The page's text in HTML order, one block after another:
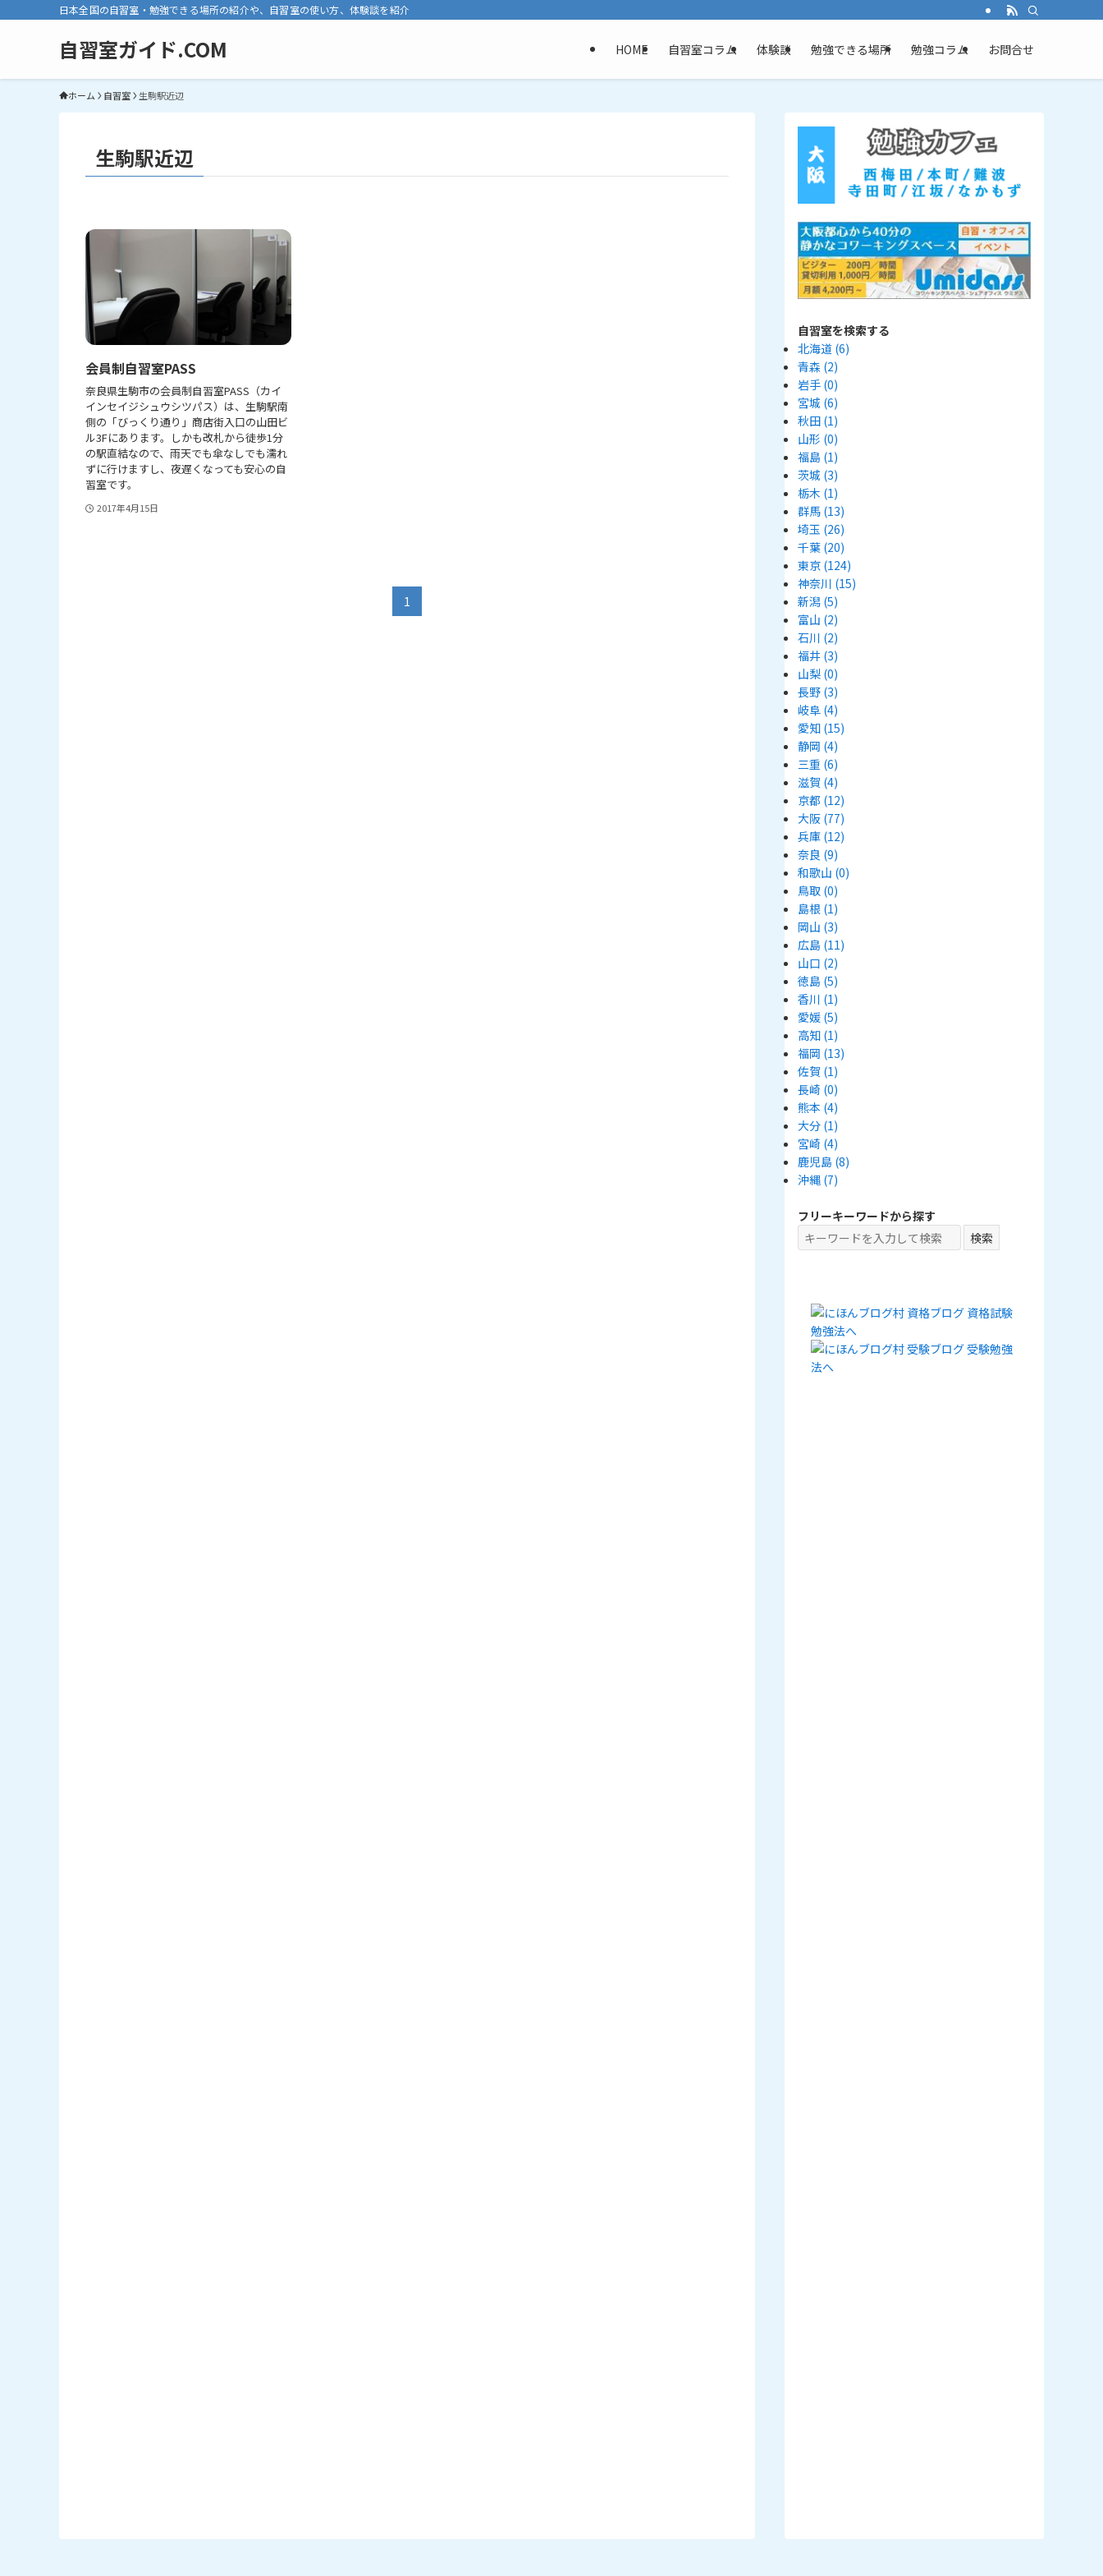
日本全国の自習室・勉強できる場所の紹介や、自習室の使い方、体験談を紹介
自習室ガイド.COM HOME 自習室コラム 体験談 勉強できる場所 勉強コラム お問合せ
ホーム 自習室 生駒駅近辺
生駒駅近辺
会員制自習室PASS
奈良県生駒市の会員制自習室PASS（カイ
インセイジシュウシツパス）は、生駒駅南
側の「びっくり通り」商店街入口の山田ビ
ル3Fにあります。しかも改札から徒歩1分
の駅直結なので、雨天でも傘なしでも濡れ
ずに行けますし、夜遅くなっても安心の自
習室です。
2017年4月15日
1
自習室を検索する
北海道 (6)
青森 (2)
岩手 (0)
宮城 (6)
秋田 (1)
山形 (0)
福島 (1)
茨城 (3)
栃木 (1)
群馬 (13)
埼玉 (26)
千葉 (20)
東京 (124)
神奈川 (15)
新潟 (5)
富山 (2)
石川 (2)
福井 (3)
山梨 (0)
長野 (3)
岐阜 (4)
愛知 (15)
静岡 (4)
三重 (6)
滋賀 (4)
京都 (12)
大阪 (77)
兵庫 (12)
奈良 (9)
和歌山 (0)
鳥取 (0)
島根 (1)
岡山 (3)
広島 (11)
山口 (2)
徳島 (5)
香川 (1)
愛媛 (5)
高知 (1)
福岡 (13)
佐賀 (1)
長崎 (0)
熊本 (4)
大分 (1)
宮崎 (4)
鹿児島 (8)
沖縄 (7)
フリーキーワードから探す